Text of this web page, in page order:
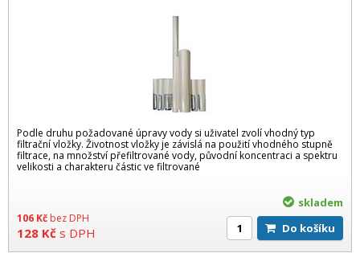
Podle druhu požadované úpravy vody si uživatel zvolí vhodný typ
filtrační vložky. Životnost vložky je závislá na použití vhodného stupně
filtrace, na množství přefiltrované vody, původní koncentraci a spektru
velikosti a charakteru částic ve filtrované
106 Kč bez DPH
128 Kč s DPH
skladem
Do košíku